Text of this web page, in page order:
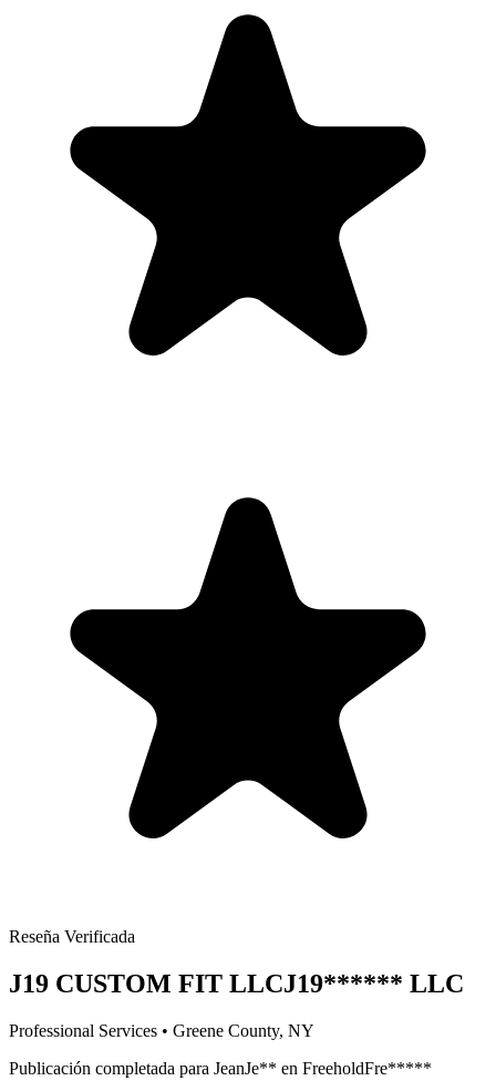
Reseña Verificada
J19 CUSTOM FIT LLCJ19****** LLC
Professional Services • Greene County, NY
Publicación completada para JeanJe** en FreeholdFre*****